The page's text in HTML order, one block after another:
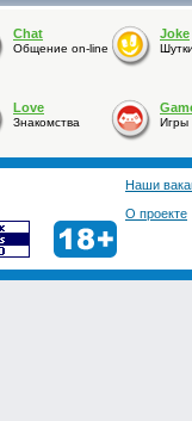
Chat
Общение on-line
Joke
Love
Знакомства Игры
Наши
О проекте